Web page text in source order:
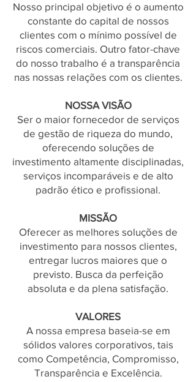
Nosso principal objetivo é o aumento
constante do capital de nossos
clientes com o mínimo possível de
riscos comerciais. Outro fator-chave
do nosso trabalho é a transparência
nas nossas relações com os clientes.
NOSSA VISÃO
Ser o maior fornecedor de serviços
de gestão de riqueza do mundo,
oferecendo soluções de
investimento altamente disciplinadas,
serviços incomparáveis e de alto
padrão ético e profissional.
MISSÃO
Oferecer as melhores soluções de
investimento para nossos clientes,
entregar lucros maiores que o
previsto. Busca da perfeição
absoluta e da plena satisfação.
VALORES
A nossa empresa baseia-se em
sólidos valores corporativos, tais
como Competência, Compromisso,
Transparência e Excelência.